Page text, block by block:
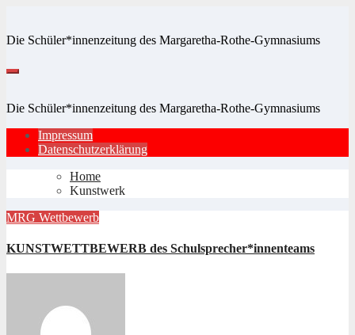
springen
Die Schüler*innenzeitung des Margaretha-Rothe-Gymnasiums
Die Schüler*innenzeitung des Margaretha-Rothe-Gymnasiums
Impressum
Datenschutzerklärung
Home
Kunstwerk
MRG Wettbewerb
KUNSTWETTBEWERB des Schulsprecher*innenteams